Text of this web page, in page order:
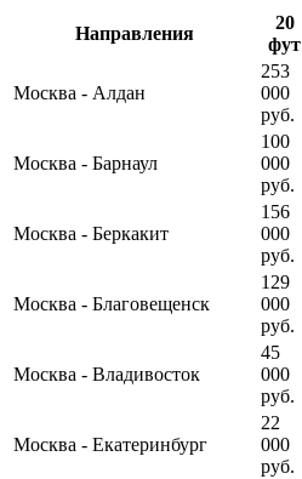
Направления
20
фут
Москва - Алдан
253
000
руб.
Москва - Барнаул
100
000
руб.
Москва - Беркакит
156
000
руб.
Москва - Благовещенск
129
000
руб.
Москва - Владивосток
45
000
руб.
Москва - Екатеринбург
22
000
руб.